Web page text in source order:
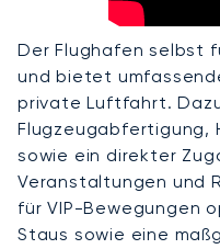
Der Flughafen selbst
und bietet
private Luftfahrt.
Flugzeugabfertigung,
sowie ein direkter
Veranstaltungen und
für VIP-Bewegungen
Staus sowie eine